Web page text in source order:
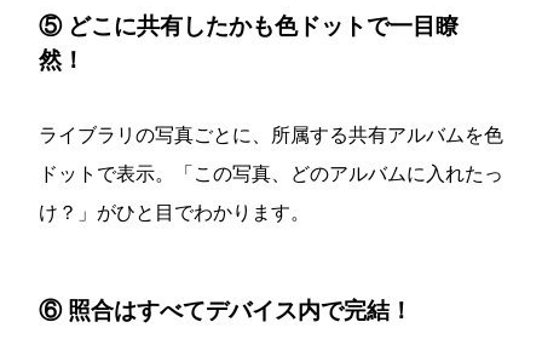
⑤ どこに共有したかも色ドットで一目瞭
然！
ライブラリの写真ごとに、所属する共有アルバムを色
ドットで表示。「この写真、どのアルバムに入れたっ
け？」がひと目でわかります。
⑥ 照合はすべてデバイス内で完結！